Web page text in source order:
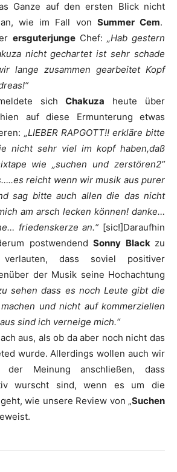
Ganze auf den ersten Blick nicht
wie im Fall von Summer Cem.
ersguterjungeChef: „Hab gestern
nicht gechartet ist sehr schade
lange zusammen gearbeitet Kopf
sichChakuza heute über
auf diese Ermunterung etwas
„LIEBER RAPGOTT!! erkläre bitte
nicht sehr viel im kopf haben,daß
wie „suchen und zerstören2″
reicht wenn wir musik aus purer
sag bitte auch allen die das nicht
am arsch lecken können! danke…
friedenskerze an.“[sic!]Daraufhin
postwendend Sonny Black zu
dass soviel positiver
der Musik seine Hochachtung
sehen dass es noch Leute gibt die
und nicht auf kommerziellen
sind ich verneige mich.“
aus, als ob da aber noch nicht das
wurde. Allerdings wollen auch wir
Meinung anschließen, dass
wurscht sind, wenn es um die
wie unsere Review von „Suchen